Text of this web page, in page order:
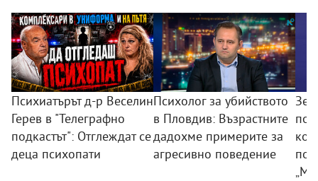
Психиатърът д-р Веселин
Герев в "Телеграфно
подкастът": Отглеждат се
деца психопати
Психолог за убийството
в Пловдив: Възрастните
дадохме примерите за
агресивно поведение